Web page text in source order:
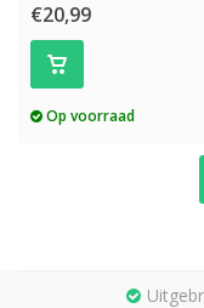
€20,99
Op voorraad